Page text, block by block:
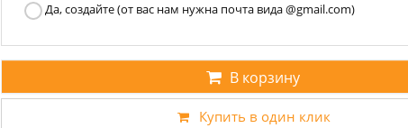
Да, создайте (от вас нам нужна почта вида @gmail.com)
В корзину
Купить в один клик